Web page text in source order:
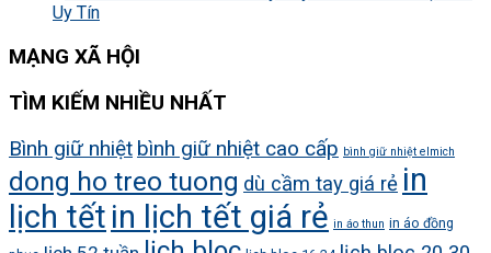
Uy Tín
MẠNG XÃ HỘI
TÌM KIẾM NHIỀU NHẤT
Bình giữ nhiệt bình giữ nhiệt cao cấp bình giữ nhiệt elmich
dong ho treo tuong dù cầm tay giá rẻ in
lịch tết in lịch tết giá rẻ in áo thun in áo đồng